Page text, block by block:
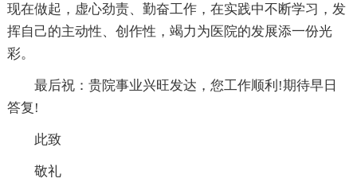
现在做起，虚心劲责、勤奋工作，在实践中不断学习，发
挥自己的主动性、创作性，竭力为医院的发展添一份光
彩。
最后祝：贵院事业兴旺发达，您工作顺利!期待早日
答复!
此致
敬礼